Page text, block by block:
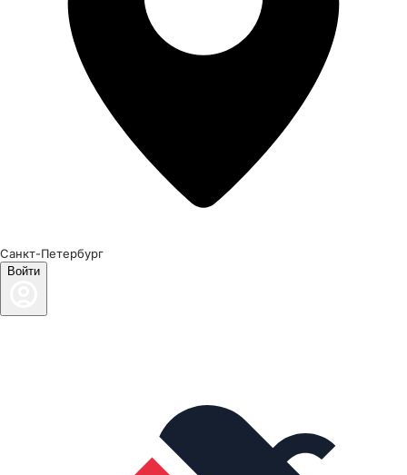
Санкт-Петербург
Войти